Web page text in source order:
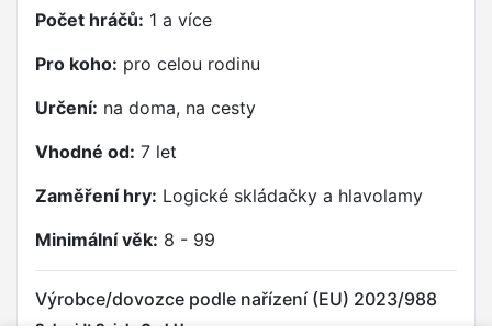
Počet hráčů: 1 a více
Pro koho: pro celou rodinu
Určení: na doma, na cesty
Vhodné od: 7 let
Zaměření hry: Logické skládačky a hlavolamy
Minimální věk: 8 - 99
Výrobce/dovozce podle nařízení (EU) 2023/988
Schmidt Spiele GmbH